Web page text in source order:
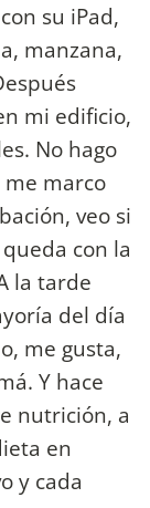
su iPad,
manzana,
mi edificio,
No hago
marco
veo si
queda con la
la tarde
del día
me gusta,
Y hace
nutrición, a
en
y cada